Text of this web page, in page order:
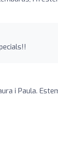
i Paula.